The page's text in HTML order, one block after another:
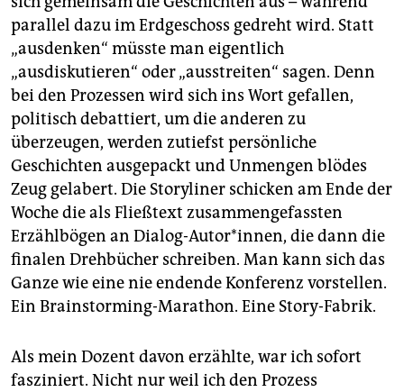
parallel dazu im Erdgeschoss gedreht wird. Statt
„ausdenken“ müsste man eigentlich
„ausdiskutieren“ oder „ausstreiten“ sagen. Denn
bei den Prozessen wird sich ins Wort gefallen,
politisch debattiert, um die anderen zu
überzeugen, werden zutiefst persönliche
Geschichten ausgepackt und Unmengen blödes
Zeug gelabert. Die Storyliner schicken am Ende der
Woche die als Fließtext zusammengefassten
Erzählbögen an Dialog-Autor*innen, die dann die
finalen Drehbücher schrei­ben. Man kann sich das
Ganze wie eine nie endende Konferenz vorstellen.
Ein Brainstorming-Marathon. Eine Story-Fabrik.
Als mein Dozent davon erzählte, war ich sofort
fasziniert. Nicht nur weil ich den Prozess